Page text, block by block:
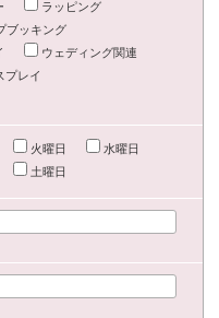
ラッピング
ブッキング
ウェディング関連
プレイ
火曜日
水曜日
土曜日